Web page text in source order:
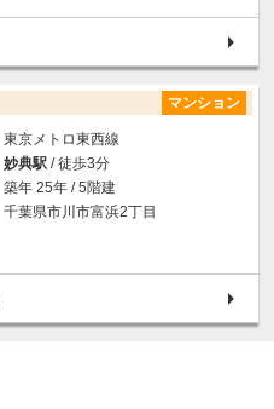
マンション
東京メトロ東西線
妙典駅 / 徒歩3分
築年 25年 / 5階建
千葉県市川市富浜2丁目